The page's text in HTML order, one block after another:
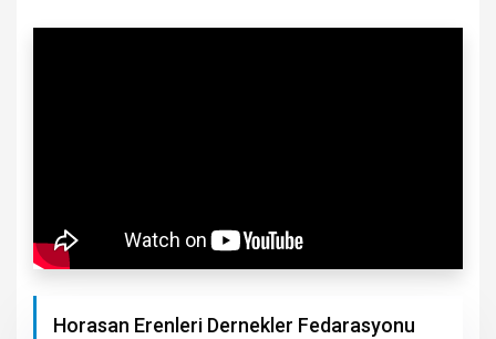
Horasan Erenleri Dernekler Fedarasyonu